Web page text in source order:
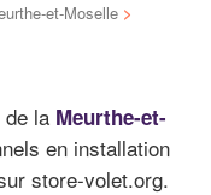
et-Moselle >
la Meurthe-et-
en installation
store-volet.org.